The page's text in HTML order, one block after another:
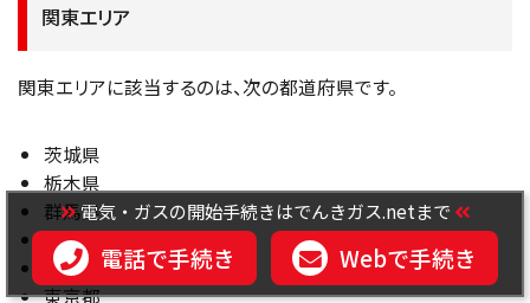
関東エリア
関東エリアに該当するのは、次の都道府県です。
茨城県
栃木県
群馬県
埼玉県
千葉県
東京都
電気・ガスの開始手続きはでんきガス.netまで
電話で手続き Webで手続き